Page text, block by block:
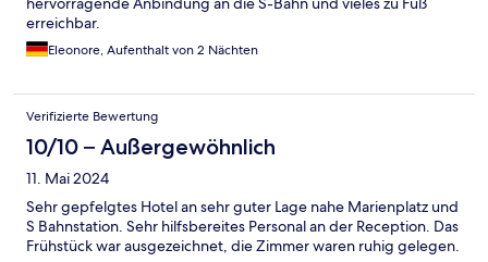
erreichbar.
Eleonore, Aufenthalt von 2 Nächten
Verifizierte Bewertung
10/10 – Außergewöhnlich
11. Mai 2024
Sehr gepfelgtes Hotel an sehr guter Lage nahe Marienplatz und
S Bahnstation. Sehr hilfsbereites Personal an der Reception. Das
Frühstück war ausgezeichnet, die Zimmer waren ruhig gelegen.